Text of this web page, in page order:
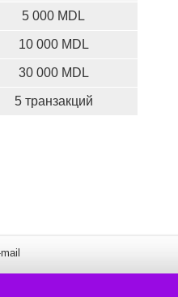
5 000 MDL
10 000 MDL
30 000 MDL
5 транзакций